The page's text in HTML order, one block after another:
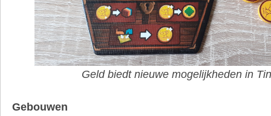
Geld biedt nieuwe mogelijkheden in
Gebouwen